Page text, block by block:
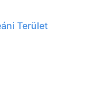
Terület